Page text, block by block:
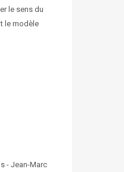
le sens du
le modèle
- Jean-Marc